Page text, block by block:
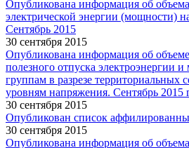
Опубликована информация об
электрической энергии (мощности)
Сентябрь 2015
30 сентября 2015
Опубликована информация об
полезного отпуска электроэнергии
группам в разрезе территориальных
уровням напряжения. Сентябрь 2015
30 сентября 2015
Опубликован список
30 сентября 2015
Опубликована информация об